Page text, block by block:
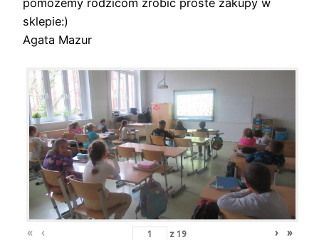
pomożemy rodzicom zrobić proste zakupy w
sklepie:)
Agata Mazur
« ‹ z 19 › »